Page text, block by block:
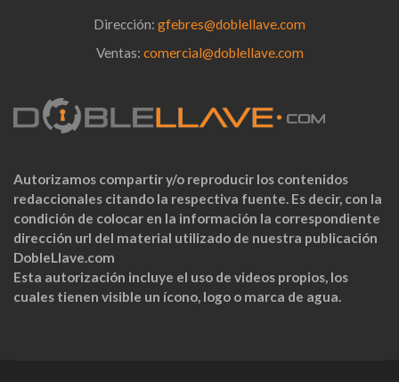
Dirección: gfebres@doblellave.com
Ventas: comercial@doblellave.com
Autorizamos compartir y/o reproducir los contenidos
redaccionales citando la respectiva fuente. Es decir, con la
condición de colocar en la información la correspondiente
dirección url del material utilizado de nuestra publicación
DobleLlave.com
Esta autorización incluye el uso de videos propios, los
cuales tienen visible un ícono, logo o marca de agua.